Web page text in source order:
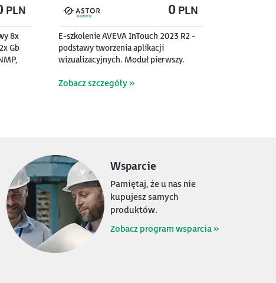
8x
Gb
PLN
E-szkolenie AVEVA InTouch 2023 R2 -
podstawy tworzenia aplikacji
wizualizacyjnych. Moduł pierwszy.
0 PLN
Zobacz szczegóły »
PLN
PROMOCJA - Przemysłowy komputer
PLN
Przemysłowy komputer panelowy
Wsparcie
Pamiętaj, że u nas nie
kupujesz samych
produktów.
Zobacz program wsparcia »